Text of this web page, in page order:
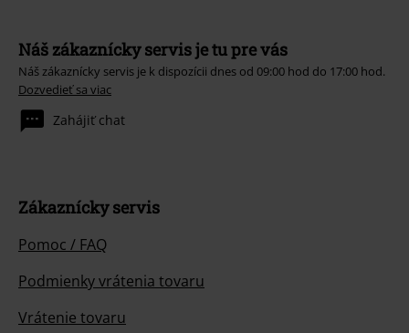
Náš zákaznícky servis je tu pre vás
Náš zákaznícky servis je k dispozícii dnes od 09:00 hod do 17:00 hod.
Dozvedieť sa viac
Zahájiť chat
Zákaznícky servis
Pomoc / FAQ
Podmienky vrátenia tovaru
Vrátenie tovaru